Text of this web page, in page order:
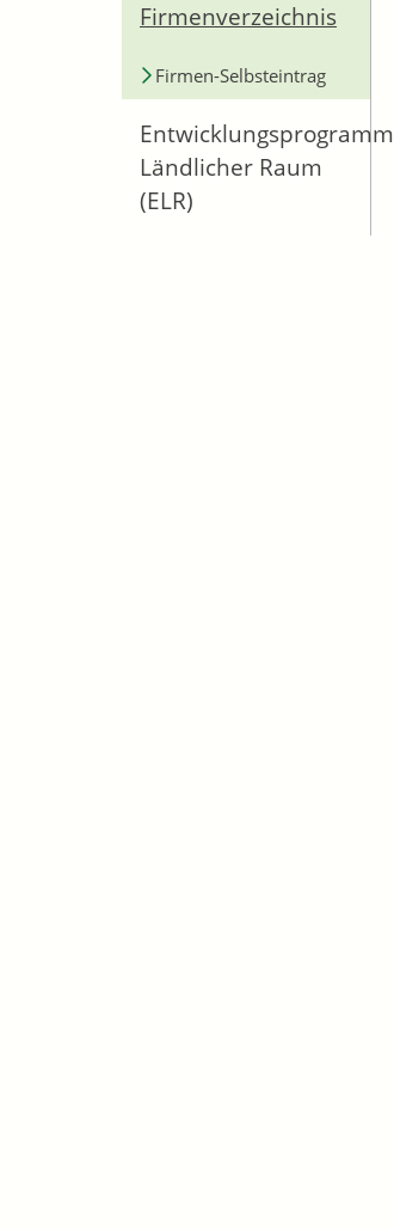
Firmenverzeichnis
Firmen-Selbsteintrag
Entwicklungsprogramm
Ländlicher Raum
(ELR)